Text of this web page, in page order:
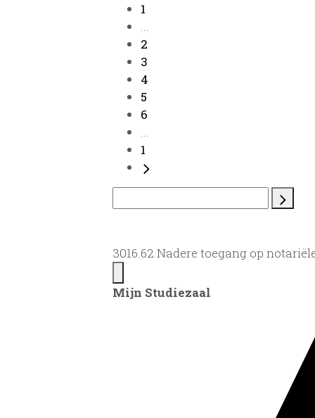
1
...
2
3
4
5
6
...
1
3016.62 Nadere toegang op
Mijn Studiezaal